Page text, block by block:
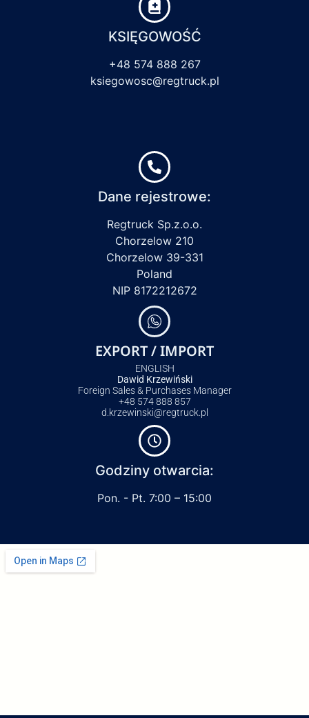
KSIĘGOWOŚĆ
+48 574 888 267
ksiegowosc@regtruck.pl
Dane rejestrowe:
Regtruck Sp.z.o.o.
Chorzelow 210
Chorzelow 39-331
Poland
NIP 8172212672
EXPORT / IMPORT
ENGLISH
Dawid Krzewiński
Foreign Sales & Purchases Manager
+48 574 888 857
d.krzewinski@regtruck.pl
Godziny otwarcia:
Pon. - Pt. 7:00 – 15:00